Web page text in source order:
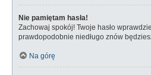
Nie pamiętam hasła!
Zachowaj spokój! Twoje hasło
prawdopodobnie niedługo znów
Na górę